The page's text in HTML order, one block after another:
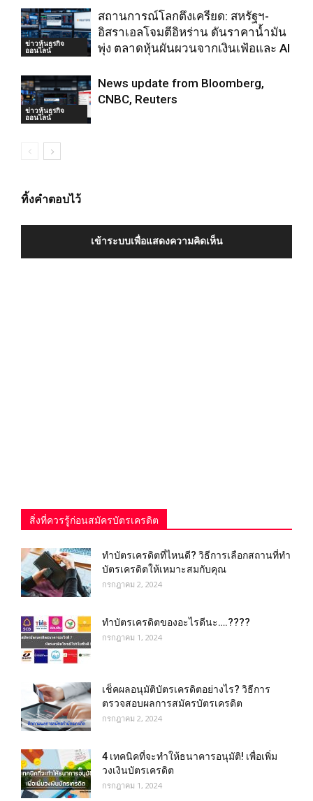
ข่าวหุ้นธุรกิจ
ออนไลน์
สถานการณ์โลกตึงเครียด: สหรัฐฯ-
อิสราเอลโจมตีอิหร่าน ดันราคาน้ำมัน
พุ่ง ตลาดหุ้นผันผวนจากเงินเฟ้อและ AI
ข่าวหุ้นธุรกิจ
ออนไลน์
News update from Bloomberg,
CNBC, Reuters
ทิ้งคำตอบไว้
เข้าระบบเพื่อแสดงความคิดเห็น
สิ่งที่ควรรู้ก่อนสมัครบัตรเครดิต
ทําบัตรเครดิตที่ไหนดี? วิธีการเลือกสถานที่ทำ
บัตรเครดิตให้เหมาะสมกับคุณ
กรกฎาคม 2, 2024
ทําบัตรเครดิตของอะไรดีนะ….????
กรกฎาคม 1, 2024
เช็คผลอนุมัติบัตรเครดิตอย่างไร? วิธีการ
ตรวจสอบผลการสมัครบัตรเครดิต
กรกฎาคม 2, 2024
4 เทคนิคที่จะทำให้ธนาคารอนุมัติ! เพื่อเพิ่ม
วงเงินบัตรเครดิต
กรกฎาคม 1, 2024